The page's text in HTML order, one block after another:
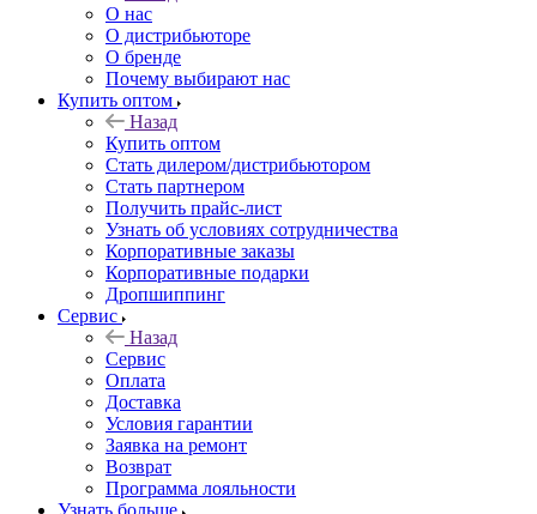
О нас
О дистрибьюторе
О бренде
Почему выбирают нас
Купить оптом
Назад
Купить оптом
Стать дилером/дистрибьютором
Стать партнером
Получить прайс-лист
Узнать об условиях сотрудничества
Корпоративные заказы
Корпоративные подарки
Дропшиппинг
Сервис
Назад
Сервис
Оплата
Доставка
Условия гарантии
Заявка на ремонт
Возврат
Программа лояльности
Узнать больше